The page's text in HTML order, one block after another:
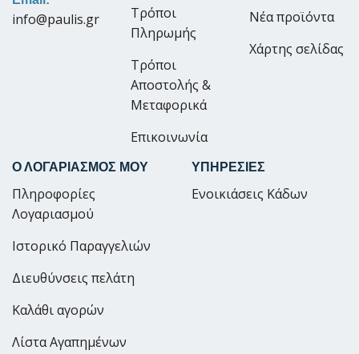
info@paulis.gr
Τρόποι
Πληρωμής
Τρόποι
Αποστολής &
Μεταφορικά
Επικοινωνία
Νέα προϊόντα
Χάρτης σελίδας
Ο ΛΟΓΑΡΙΑΣΜΟΣ ΜΟΥ
Πληροφορίες
Λογαριασμού
Ιστορικό Παραγγελιών
Διευθύνσεις πελάτη
Καλάθι αγορών
Λίστα Αγαπημένων
ΥΠΗΡΕΣΙΕΣ
Ενοικιάσεις Κάδων